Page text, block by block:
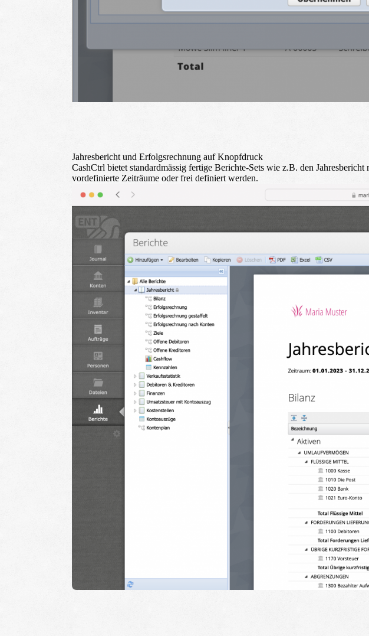
Jahresbericht und Erfolgsrechnung auf Knopfdruck
CashCtrl bietet standardmässig fertige Berichte-Sets wie z.B. den
vordefinierte Zeiträume oder frei definiert werden.